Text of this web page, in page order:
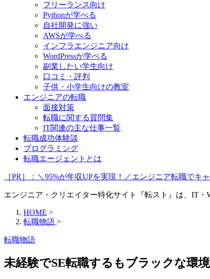
フリーランス向け
Pythonが学べる
自社開発に強い
AWSが学べる
インフラエンジニア向け
WordPressが学べる
副業したい学生向け
口コミ・評判
子供・小学生向けの教室
エンジニアの転職
面接対策
転職に関する質問集
IT関連の主な仕事一覧
転職成功体験談
プログラミング
転職エージェントとは
［PR］：＼95%が年収UPを実現！／エンジニア転職で
エンジニア・クリエイター特化サイト『転スト』は、IT・
HOME >
転職物語 >
転職物語
未経験でSE転職するもブラックな環